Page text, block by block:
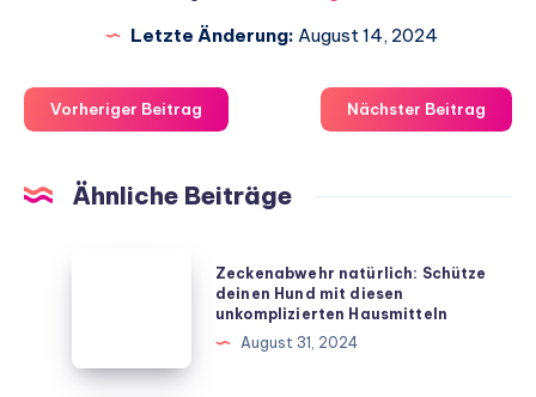
Letzte Änderung: August 14, 2024
Vorheriger Beitrag Nächster Beitrag
Ähnliche Beiträge
Hund
Zeckenabwehr natürlich: Schütze
deinen Hund mit diesen
unkomplizierten Hausmitteln
August 31, 2024